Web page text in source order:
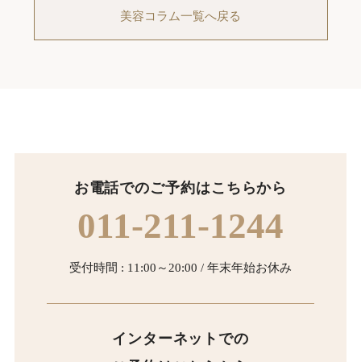
美容コラム一覧へ戻る
お電話でのご予約はこちらから
011-211-1244
受付時間 : 11:00～20:00 / 年末年始お休み
インターネットでの